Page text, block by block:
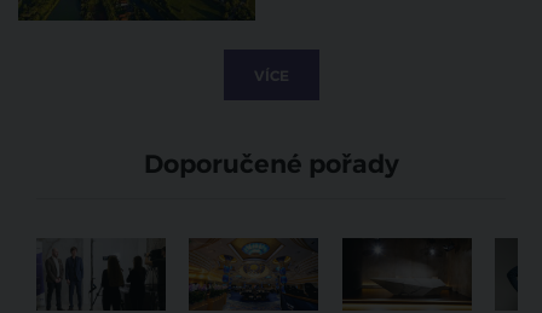
VÍCE
Doporučené pořady